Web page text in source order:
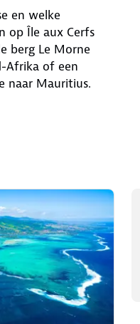
en welke
op Île aux Cerfs
berg Le Morne
Afrika of een
naar Mauritius.